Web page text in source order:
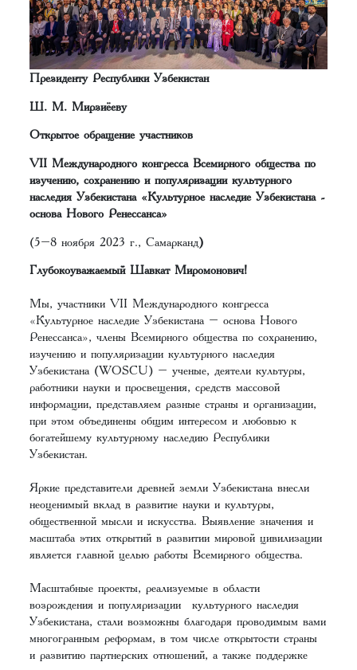
Президенту Республики Узбекистан
Ш. М. Мирзиёеву
Открытое обращение участников
VII Международного конгресса Всемирного общества по
изучению, сохранению и популяризации культурного
наследия Узбекистана «Культурное наследие Узбекистана -
основа Нового Ренессанса»
(5–8 ноября 2023 г., Самарканд)
Глубокоуважаемый Шавкат Миромонович!
Мы, участники VII Международного конгресса
«Культурное наследие Узбекистана – основа Нового
Ренессанса», члены Всемирного общества по сохранению,
изучению и популяризации культурного наследия
Узбекистана (WOSCU) – ученые, деятели культуры,
работники науки и просвещения, средств массовой
информации, представляем разные страны и организации,
при этом объединены общим интересом и любовью к
богатейшему культурному наследию Республики
Узбекистан.
Яркие представители древней земли Узбекистана внесли
неоценимый вклад в развитие науки и культуры,
общественной мысли и искусства. Выявление значения и
масштаба этих открытий в развитии мировой цивилизации
является главной целью работы Всемирного общества.
Масштабные проекты, реализуемые в области
возрождения и популяризации культурного наследия
Узбекистана, стали возможны благодаря проводимым вами
многогранным реформам, в том числе открытости страны
и развитию партнерских отношений, а также поддержке